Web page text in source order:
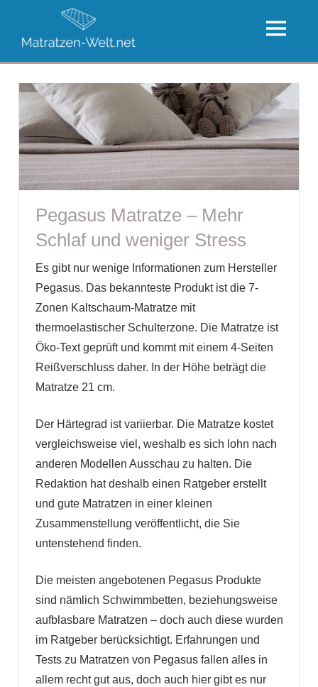
Welt
der
Matratzen
Die
Matratzen
MENU
Pegasus Matratze – Mehr
Schlaf und weniger Stress
Es gibt nur wenige Informationen zum Hersteller
Pegasus. Das bekannteste Produkt ist die 7-
Zonen Kaltschaum-Matratze mit
thermoelastischer Schulterzone. Die Matratze ist
Öko-Text geprüft und kommt mit einem 4-Seiten
Reißverschluss daher. In der Höhe beträgt die
Matratze 21 cm.
Der Härtegrad ist variierbar. Die Matratze kostet
vergleichsweise viel, weshalb es sich lohn nach
anderen Modellen Ausschau zu halten. Die
Redaktion hat deshalb einen Ratgeber erstellt
und gute Matratzen in einer kleinen
Zusammenstellung veröffentlicht, die Sie
untenstehend finden.
Die meisten angebotenen Pegasus Produkte
sind nämlich Schwimmbetten, beziehungsweise
aufblasbare Matratzen – doch auch diese wurden
im Ratgeber berücksichtigt. Erfahrungen und
Tests zu Matratzen von Pegasus fallen alles in
allem recht gut aus, doch auch hier gibt es nur